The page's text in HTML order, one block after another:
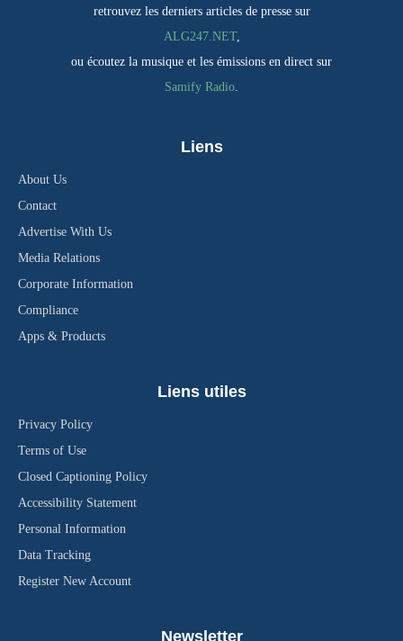
retrouvez les derniers articles de presse sur
ALG247.NET,
ou écoutez la musique et les émissions en direct sur
Samify Radio.
Liens
About Us
Contact
Advertise With Us
Media Relations
Corporate Information
Compliance
Apps & Products
Liens utiles
Privacy Policy
Terms of Use
Closed Captioning Policy
Accessibility Statement
Personal Information
Data Tracking
Register New Account
Newsletter